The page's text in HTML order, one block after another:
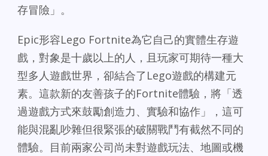
存冒險」。
Epic形容Lego Fortnite為它自己的實體生存遊
戲，對象是十歲以上的人，且玩家可期待一種大
型多人遊戲世界，卻結合了Lego遊戲的構建元
素。這款新的友善孩子的Fortnite體驗，將「透
過遊戲方式來鼓勵創造力、實驗和協作」，這可
能與混亂吵雜但很緊張的破關戰鬥有截然不同的
體驗。目前兩家公司尚未對遊戲玩法、地圖或機